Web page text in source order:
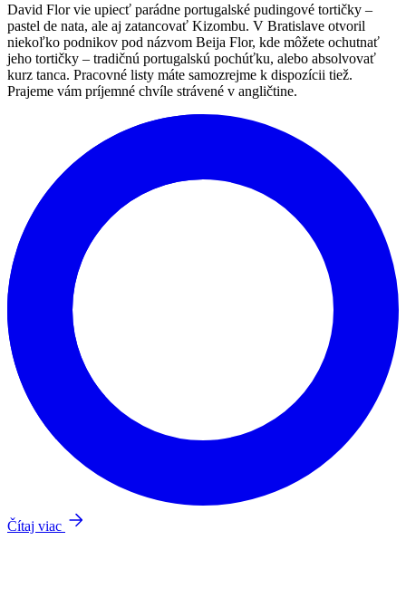
David Flor vie upiecť parádne portugalské pudingové tortičky –
pastel de nata, ale aj zatancovať Kizombu. V Bratislave otvoril
niekoľko podnikov pod názvom Beija Flor, kde môžete ochutnať
jeho tortičky – tradičnú portugalskú pochúťku, alebo absolvovať
kurz tanca. Pracovné listy máte samozrejme k dispozícii tiež.
Prajeme vám príjemné chvíle strávené v angličtine.
Čítaj viac